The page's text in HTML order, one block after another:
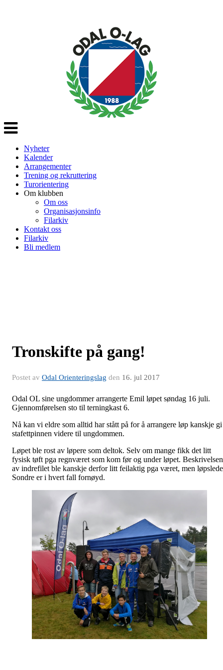
Veksle
navigasjon
Nyheter
Kalender
Arrangementer
Trening og rekruttering
Turorientering
Om klubben
Om oss
Organisasjonsinfo
Filarkiv
Kontakt oss
Filarkiv
Bli medlem
Tronskifte på gang!
Postet av Odal Orienteringslag den 16. jul 2017
Odal OL sine ungdommer arrangerte Emil løpet søndag 16 juli.
Gjennomførelsen sto til terningkast 6.
Nå kan vi eldre som alltid har stått på for å arrangere løp kanskje gi
stafettpinnen videre til ungdommen.
Løpet ble rost av løpere som deltok. Selv om mange fikk det litt
fysisk tøft pga regnværet som kom før og under løpet. Beskrivelsen
av indrefilet ble kanskje derfor litt feilaktig pga været, men
Sondre er i hvert fall fornøyd.